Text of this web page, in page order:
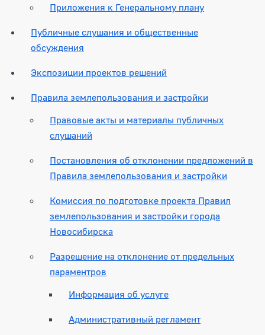
Приложения к Генеральному плану
Публичные слушания и общественные
обсуждения
Экспозиции проектов решений
Правила землепользования и застройки
Правовые акты и материалы публичных
слушаний
Постановления об отклонении предложений в
Правила землепользования и застройки
Комиссия по подготовке проекта Правил
землепользования и застройки города
Новосибирска
Разрешение на отклонение от предельных
параментров
Информация об услуге
Административный регламент